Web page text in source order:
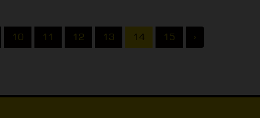
10 11 12 13 14 15 ›